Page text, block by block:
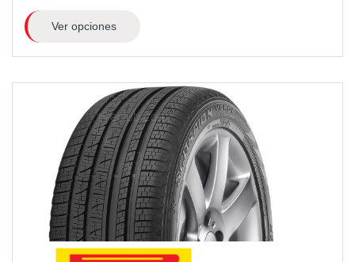
Ver opciones